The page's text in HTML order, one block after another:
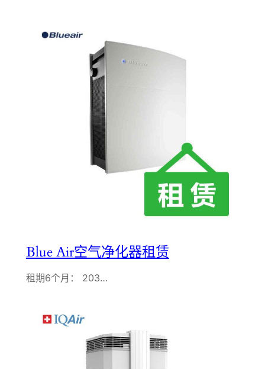
Blue Air空气净化器租赁
租期6个月： 203…